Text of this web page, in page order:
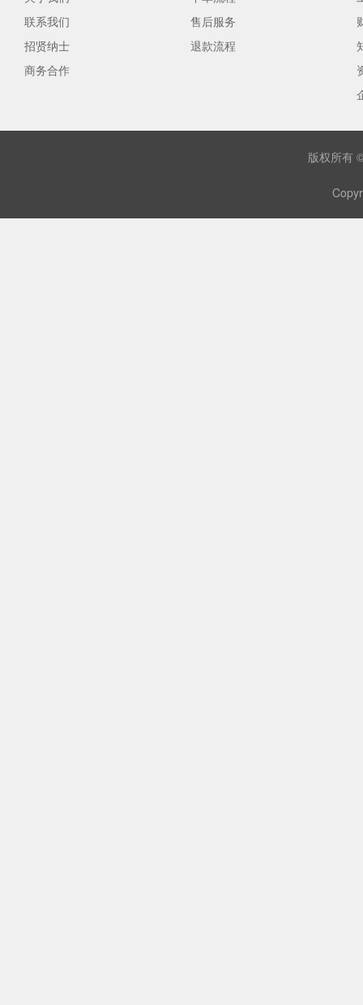
联系我们
招贤纳士
商务合作
售后服务
退款流程
版权所有